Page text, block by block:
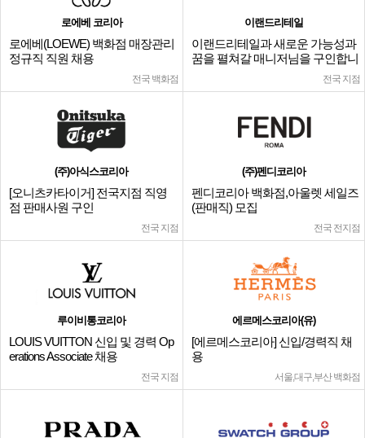
로에베 코리아
로에베(LOEWE) 백화점 매장관리
정규직 직원 채용
전국 백화점
이랜드리테일
이랜드리테일과 새로운 가능성과
꿈을 펼쳐갈 매니저님을 구인합니
전국 지점
(주)아식스코리아
[오니츠카타이거] 전국지점 직영
점 판매사원 구인
전국 지점
(주)펜디코리아
펜디코리아 백화점,아울렛 세일즈
(판매직) 모집
전국 전지점
루이비통코리아
LOUIS VUITTON 신입 및 경력 Op
erations Associate 채용
전국 지점
에르메스코리아(유)
[에르메스코리아] 신입/경력직 채
용
서울,대구,부산 백화점